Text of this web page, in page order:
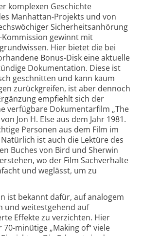
komplexen Geschichte
Manhattan-Projekts und von
Sicherheitsanhörung
gewinnt mit
Hier bietet die bei
Bonus-Disk eine aktuelle
Dokumentation. Diese ist
geschnitten und kann kaum
zurückgreifen, ist aber dennoch
empfiehlt sich der
verfügbare Dokumentarfilm „The
Jon H. Else aus dem Jahr 1981.
Personen aus dem Film im
ist auch die Lektüre des
Buches von Bird und Sherwin
wo der Film Sachverhalte
und weglässt, um zu
ist bekannt dafür, auf analogem
und weitestgehend auf
Effekte zu verzichten. Hier
minütige „Making of“ viele